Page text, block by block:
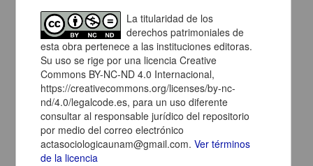
Palma Guillén y Sánchez, precursora de la diplomacia femenina en
América Latina
La titularidad de los
derechos patrimoniales de
esta obra pertenece a las instituciones editoras.
Su uso se rige por una licencia Creative
Commons BY-NC-ND 4.0 Internacional,
https://creativecommons.org/licenses/by-nc-
nd/4.0/legalcode.es, para un uso diferente
consultar al responsable jurídico del repositorio
por medio del correo electrónico
actasociologicaunam@gmail.com.Ver términos
de la licencia